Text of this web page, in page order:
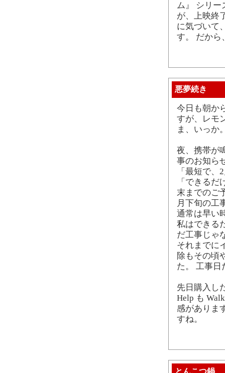
ム』 シリー
が、上映終
に気づいて
す。 だから
悪夢続き
今日も朝か
すが、レモ
ま、いっか
夜、携帯が
事のお知ら
「最短で
「できる
末までのご
月下旬の工
通常は早い
私はできる
だ工事じゃ
それまでに
除もその頃
た。 工事日
先日購入し
Help も
感がありま
すね。